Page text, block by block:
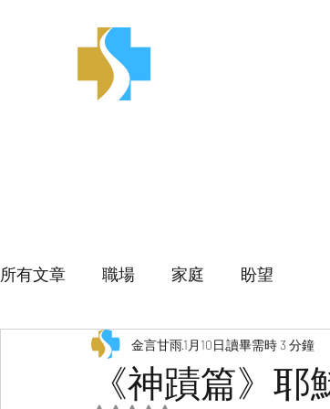
所有文章 職場 家庭 盼望
《神蹟篇》
金言甘雨1月10日讀畢需時 3 分鐘